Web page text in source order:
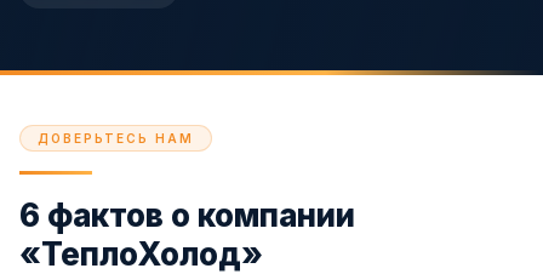
ДОВЕРЬТЕСЬ НАМ
6 фактов о компании
«ТеплоХолод»